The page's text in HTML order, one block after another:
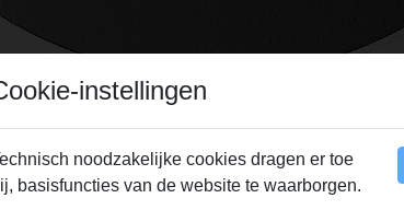
Sitemap
instellingen
noodzakelijke cookies dragen er toe
basisfuncties van de website te waarborgen.